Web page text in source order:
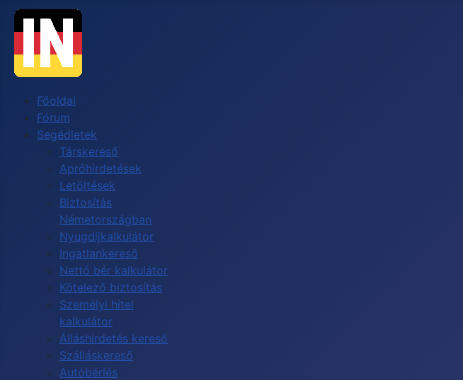
Főoldal
Fórum
Segédletek
Társkereső
Apróhirdetések
Letöltések
Biztosítás
Németországban
Nyugdíjkalkulátor
Ingatlankereső
Nettó bér kalkulátor
Kötelező biztosítás
Személyi hitel
kalkulátor
Álláshirdetés kereső
Szálláskereső
Autóbérlés